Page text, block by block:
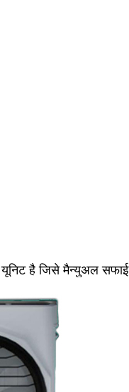
है जिसे मैन्युअल सफाई